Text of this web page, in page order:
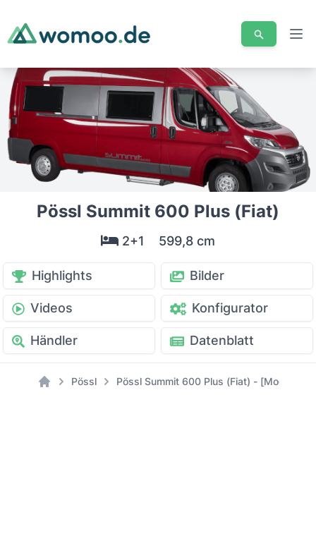
Pössl Summit 600 Plus (Fiat)
2+1 599,8 cm
Highlights Bilder
Videos Konfigurator
Händler Datenblatt
Pössl Pössl Summit 600 Plus (Fiat) - [Modell: